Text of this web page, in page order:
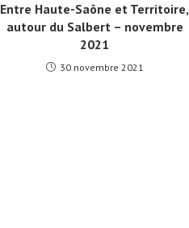
Entre Haute-Saône et Territoire,
autour du Salbert – novembre
2021
30 novembre 2021